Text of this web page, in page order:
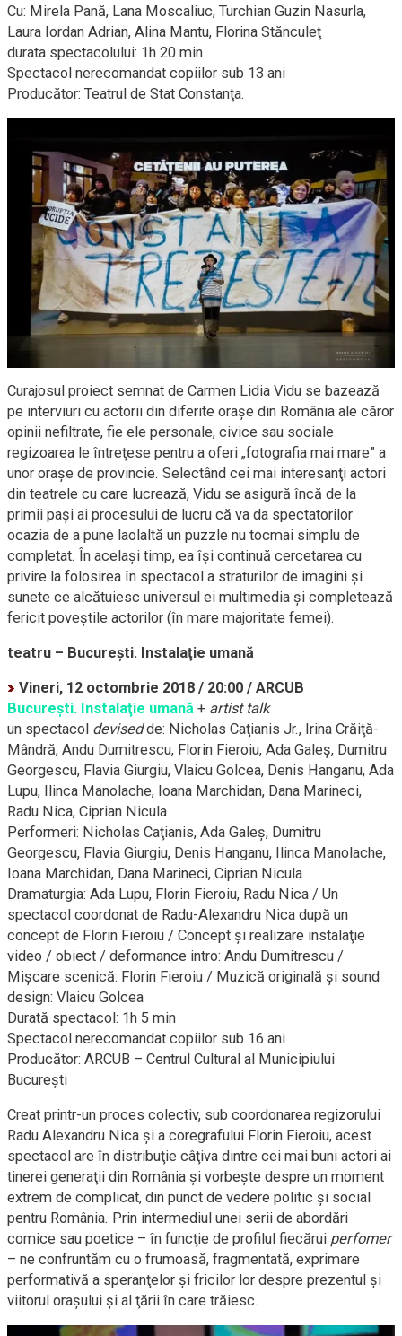
Cu: Mirela Pană, Lana Moscaliuc, Turchian Guzin Nasurla,
Laura Iordan Adrian, Alina Mantu, Florina Stănculeţ
durata spectacolului: 1h 20 min
Spectacol nerecomandat copiilor sub 13 ani
Producător: Teatrul de Stat Constanţa.
Curajosul proiect semnat de Carmen Lidia Vidu se bazează
pe interviuri cu actorii din diferite oraşe din România ale căror
opinii nefiltrate, fie ele personale, civice sau sociale
regizoarea le întreţese pentru a oferi „fotografia mai mare” a
unor oraşe de provincie. Selectând cei mai interesanţi actori
din teatrele cu care lucrează, Vidu se asigură încă de la
primii paşi ai procesului de lucru că va da spectatorilor
ocazia de a pune laolaltă un puzzle nu tocmai simplu de
completat. În acelaşi timp, ea îşi continuă cercetarea cu
privire la folosirea în spectacol a straturilor de imagini şi
sunete ce alcătuiesc universul ei multimedia şi completează
fericit poveştile actorilor (în mare majoritate femei).
teatru – Bucureşti. Instalaţie umană
Vineri, 12 octombrie 2018 / 20:00 / ARCUB
Bucureşti. Instalaţie umană + artist talk
un spectacol devisedde: Nicholas Caţianis Jr., Irina Crăiţă-
Mândră, Andu Dumitrescu, Florin Fieroiu, Ada Galeş, Dumitru
Georgescu, Flavia Giurgiu, Vlaicu Golcea, Denis Hanganu, Ada
Lupu, Ilinca Manolache, Ioana Marchidan, Dana Marineci,
Radu Nica, Ciprian Nicula
Performeri: Nicholas Caţianis, Ada Galeş, Dumitru
Georgescu, Flavia Giurgiu, Denis Hanganu, Ilinca Manolache,
Ioana Marchidan, Dana Marineci, Ciprian Nicula
Dramaturgia: Ada Lupu, Florin Fieroiu, Radu Nica / Un
spectacol coordonat de Radu-Alexandru Nica după un
concept de Florin Fieroiu / Concept şi realizare instalaţie
video / obiect / deformance intro: Andu Dumitrescu /
Mişcare scenică: Florin Fieroiu / Muzică originală şi sound
design: Vlaicu Golcea
Durată spectacol: 1h 5 min
Spectacol nerecomandat copiilor sub 16 ani
Producător: ARCUB – Centrul Cultural al Municipiului
Bucureşti
Creat printr-un proces colectiv, sub coordonarea regizorului
Radu Alexandru Nica şi a coregrafului Florin Fieroiu, acest
spectacol are în distribuţie câţiva dintre cei mai buni actori ai
tinerei generaţii din România şi vorbeşte despre un moment
extrem de complicat, din punct de vedere politic şi social
pentru România. Prin intermediul unei serii de abordări
comice sau poetice – în funcţie de profilul fiecărui perfomer
– ne confruntăm cu o frumoasă, fragmentată, exprimare
performativă a speranţelor şi fricilor lor despre prezentul şi
viitorul oraşului şi al ţării în care trăiesc.